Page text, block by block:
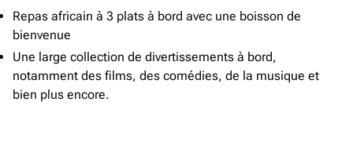
Repas africain à 3 plats à bord avec une boisson de
bienvenue
Une large collection de divertissements à bord,
notamment des films, des comédies, de la musique et
bien plus encore.